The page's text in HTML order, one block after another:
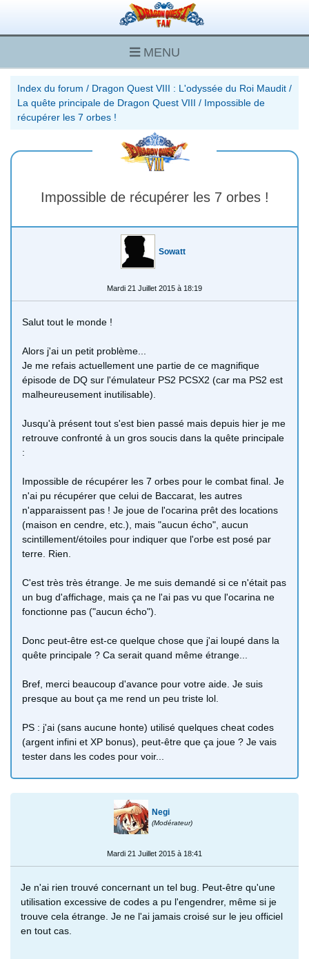
MENU
Index du forum / Dragon Quest VIII : L'odyssée du Roi Maudit /
La quête principale de Dragon Quest VIII / Impossible de
récupérer les 7 orbes !
Impossible de récupérer les 7 orbes !
Sowatt
Mardi 21 Juillet 2015 à 18:19
Salut tout le monde !
Alors j'ai un petit problème...
Je me refais actuellement une partie de ce magnifique
épisode de DQ sur l'émulateur PS2 PCSX2 (car ma PS2 est
malheureusement inutilisable).
Jusqu'à présent tout s'est bien passé mais depuis hier je me
retrouve confronté à un gros soucis dans la quête principale
:
Impossible de récupérer les 7 orbes pour le combat final. Je
n'ai pu récupérer que celui de Baccarat, les autres
n'apparaissent pas ! Je joue de l'ocarina prêt des locations
(maison en cendre, etc.), mais "aucun écho", aucun
scintillement/étoiles pour indiquer que l'orbe est posé par
terre. Rien.
C'est très très étrange. Je me suis demandé si ce n'était pas
un bug d'affichage, mais ça ne l'ai pas vu que l'ocarina ne
fonctionne pas ("aucun écho").
Donc peut-être est-ce quelque chose que j'ai loupé dans la
quête principale ? Ca serait quand même étrange...
Bref, merci beaucoup d'avance pour votre aide. Je suis
presque au bout ça me rend un peu triste lol.
PS : j'ai (sans aucune honte) utilisé quelques cheat codes
(argent infini et XP bonus), peut-être que ça joue ? Je vais
tester dans les codes pour voir...
Negi
(Modérateur)
Mardi 21 Juillet 2015 à 18:41
Je n'ai rien trouvé concernant un tel bug. Peut-être qu'une
utilisation excessive de codes a pu l'engendrer, même si je
trouve cela étrange. Je ne l'ai jamais croisé sur le jeu officiel
en tout cas.